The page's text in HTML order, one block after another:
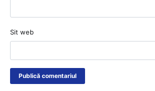
Sit web